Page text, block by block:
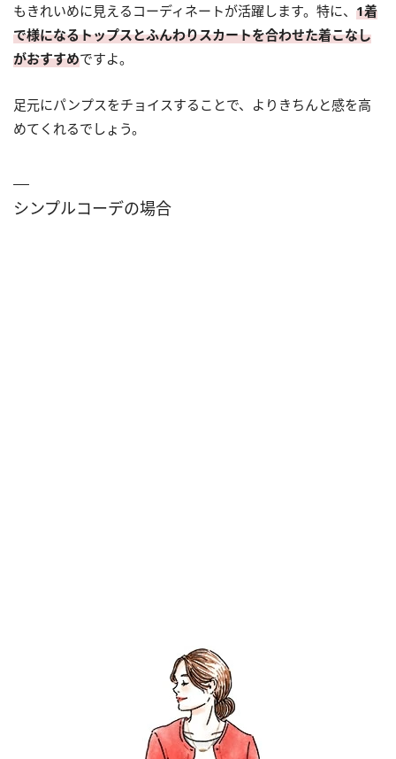
もきれいめに見えるコーディネートが活躍します。特に、 1着
で様になるトップスとふんわりスカートを合わせた着こなし
がおすすめですよ。
足元にパンプスをチョイスすることで、よりきちんと感を高
めてくれるでしょう。
シンプルコーデの場合